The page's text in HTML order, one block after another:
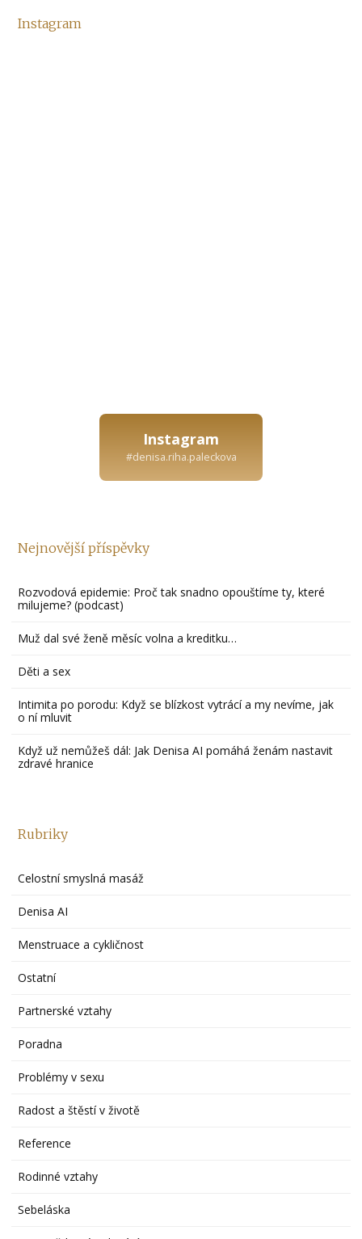
Instagram
Instagram
#denisa.riha.paleckova
Nejnovější příspěvky
Rozvodová epidemie: Proč tak snadno opouštíme ty, které
milujeme? (podcast)
Muž dal své ženě měsíc volna a kreditku…
Děti a sex
Intimita po porodu: Když se blízkost vytrácí a my nevíme, jak
o ní mluvit
Když už nemůžeš dál: Jak Denisa AI pomáhá ženám nastavit
zdravé hranice
Rubriky
Celostní smyslná masáž
Denisa AI
Menstruace a cykličnost
Ostatní
Partnerské vztahy
Poradna
Problémy v sexu
Radost a štěstí v životě
Reference
Rodinné vztahy
Sebeláska